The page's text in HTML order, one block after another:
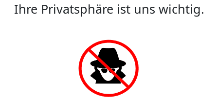
Ihre Privatsphäre ist uns wichtig.